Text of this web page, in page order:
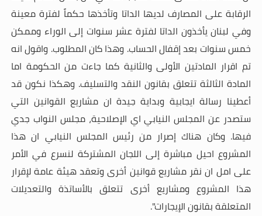
الرقابة على المصارف لديها الداتا وتأخذها حكماً لفترة معينة
وفي لبنان يأخذون الداتا لفترة عشر سنوات إلى الوراء وممكن
خمس سنوات بعد إقفال الحساب. وهذا كان المطلوب. واقول انه
تم اقرار المادتين الأولى والثانية كما جاءت من الحكومة اما
المادة الثالثة تتعلق بقانون النقد والتسليف. وهكذا نكون قد
أعطينا رسالة ايجابية وبداية جيدة ان مشاريع القوانين التي
ستصدر عن المجلس النيابي اي الإصلاحية، مجلس النواب جدي
فيها. وكان هناك إصرار من رئيس المجلس النيابي ان هذا
المشروع احيل مباشرة إلى اللجان المشتركة لنسرع في الأمر
على امل ان نقر مشاريع قوانين أخرى وتعقد هيئة عامة لإقرار
هذا المشروع ومشاريع أخرى تتعلق بالأساتذة والتعديلات
المتعلقة بقانون الإيجارات".